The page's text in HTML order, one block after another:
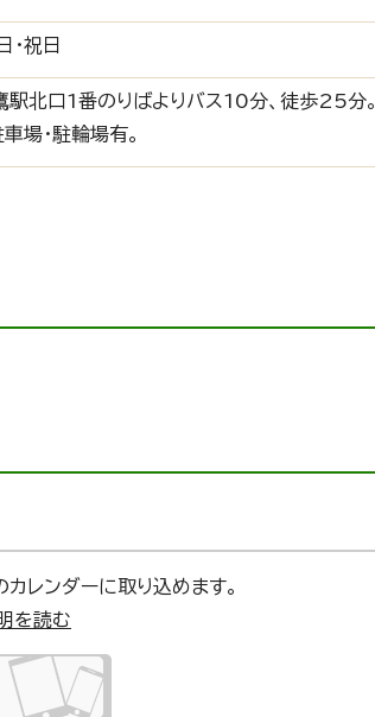
・祝日
駅北口1番のりばよりバス10分、徒歩25分。
場・駐輪場有。
レンダーに取り込めます。
を読む